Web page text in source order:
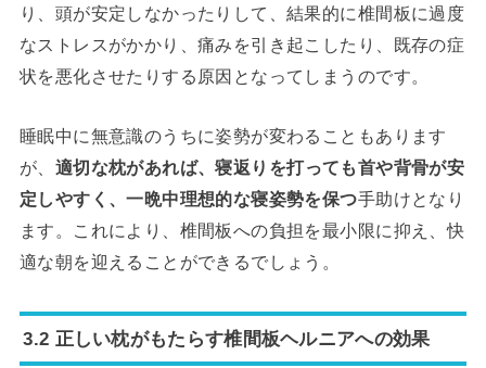
り、頭が安定しなかったりして、結果的に椎間板に過度
なストレスがかかり、痛みを引き起こしたり、既存の症
状を悪化させたりする原因となってしまうのです。
睡眠中に無意識のうちに姿勢が変わることもあります
が、 適切な枕があれば、寝返りを打っても首や背骨が安
定しやすく、一晩中理想的な寝姿勢を保つ手助けとなり
ます。これにより、椎間板への負担を最小限に抑え、快
適な朝を迎えることができるでしょう。
3.2 正しい枕がもたらす椎間板ヘルニアへの効果